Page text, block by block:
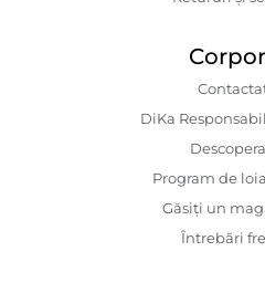
DiKa
Program de
Găsiți un
Întrebări